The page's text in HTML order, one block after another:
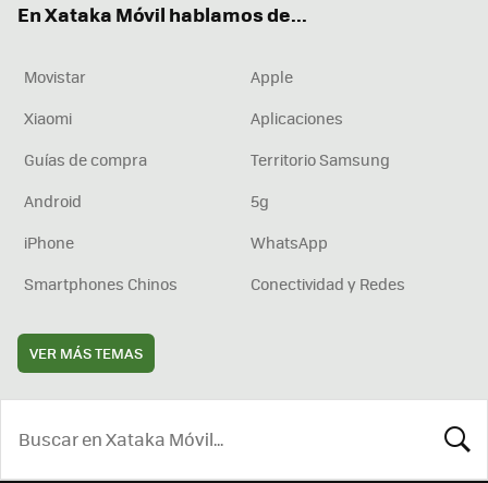
En Xataka Móvil hablamos de...
Movistar
Apple
Xiaomi
Aplicaciones
Guías de compra
Territorio Samsung
Android
5g
iPhone
WhatsApp
Smartphones Chinos
Conectividad y Redes
VER MÁS TEMAS